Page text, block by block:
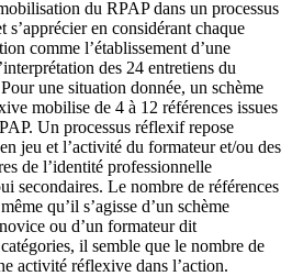
du RPAP dans un processus
en considérant chaque
comme l’établissement d’une
des 24 entretiens du
une situation donnée, un schème
mobilise de 4 à 12 références issues
Un processus réflexif repose
jeu et l’activité du formateur et/ou des
de l’identité professionnelle
secondaires. Le nombre de références
qu’il s’agisse d’un schème
ou d’un formateur dit
il semble que le nombre de
activité réflexive dans l’action.